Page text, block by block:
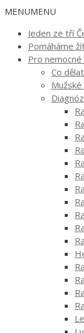
MENUMENU
Jeden ze tří
Pomáháme
Pro
Co